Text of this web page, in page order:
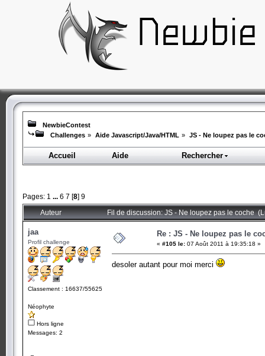
NewbieContest
Challenges » Aide Javascript/Java/HTML » JS - Ne loupez pas le
Accueil Aide Rechercher
Pages: 1 ... 6 7 [8] 9
Auteur Fil de discussion: JS - Ne loupez pas le coche
jaa
Profil challenge
Classement : 16637/55625
Néophyte
Hors ligne
Messages: 2
Re : JS - Ne loupez pas le
« #105 le: 07 Août 2011 à 19:35:18 »
desoler autant pour moi merci